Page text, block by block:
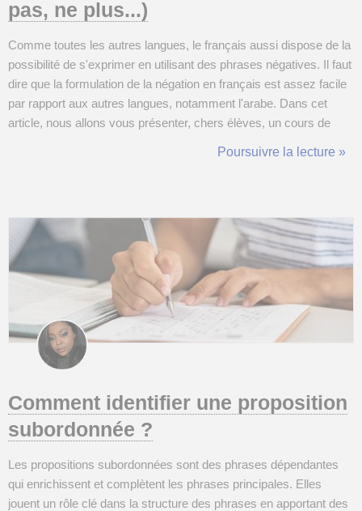
pas, ne plus...)
Comme toutes les autres langues, le français aussi dispose de la
possibilité de s'exprimer en utilisant des phrases négatives. Il faut
dire que la formulation de la négation en français est assez facile
par rapport aux autres langues, notamment l'arabe. Dans cet
article, nous allons vous présenter, chers élèves, un cours de
Poursuivre la lecture »
Comment identifier une proposition
subordonnée ?
Les propositions subordonnées sont des phrases dépendantes
qui enrichissent et complètent les phrases principales. Elles
jouent un rôle clé dans la structure des phrases en apportant des